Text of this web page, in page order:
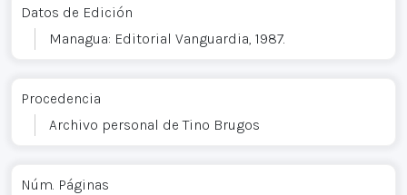
Datos de Edición
Managua: Editorial Vanguardia, 1987.
Procedencia
Archivo personal de Tino Brugos
Núm. Páginas